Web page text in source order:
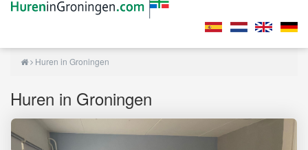
Huren in Groningen
Huren in Groningen